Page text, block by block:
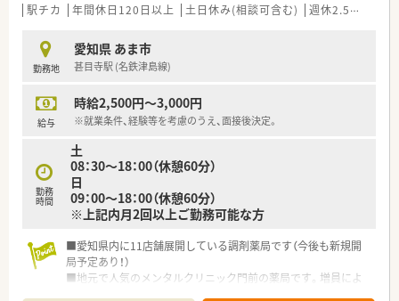
駅チカ 年間休日120日以上 土日休み(相談可含む) 週休2.5日以上
勤務地
愛知県 あま市
甚目寺駅 (名鉄津島線)
給与
時給2,500円～3,000円
※就業条件、経験等を考慮のうえ、面接後決定。
勤務
時間
土
08：30～18：00（休憩60分）
日
09：00～18：00（休憩60分）
※上記内月2回以上ご勤務可能な方
■愛知県内に11店舗展開している調剤薬局です（今後も新規開
局予定あり！）
■地元で人気のメンタルクリニック門前の薬局です。増員によ